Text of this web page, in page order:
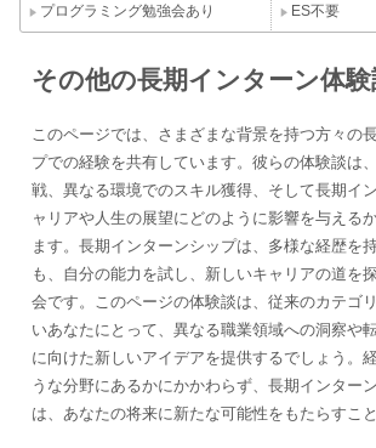
プログラミング勉強会あり ES不要
その他の長期インターン体
このページでは、さまざまな背景を持つ方々の
プでの経験を共有しています。彼らの体験談は
戦、異なる環境でのスキル獲得、そして長期イ
ャリアや人生の展望にどのように影響を与える
ます。長期インターンシップは、多様な経歴を
も、自分の能力を試し、新しいキャリアの道を
会です。このページの体験談は、従来のカテゴ
いあなたにとって、異なる職業領域への洞察や
に向けた新しいアイデアを提供するでしょう。
うな分野にあるかにかかわらず、長期インター
は、あなたの将来に新たな可能性をもたらすこ